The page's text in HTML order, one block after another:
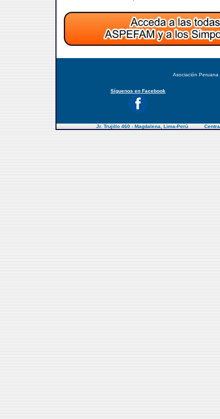
Asociación Peruana
Síguenos en Facebook
Jr. Trujillo 460 - Magdalena, Lima-Perú